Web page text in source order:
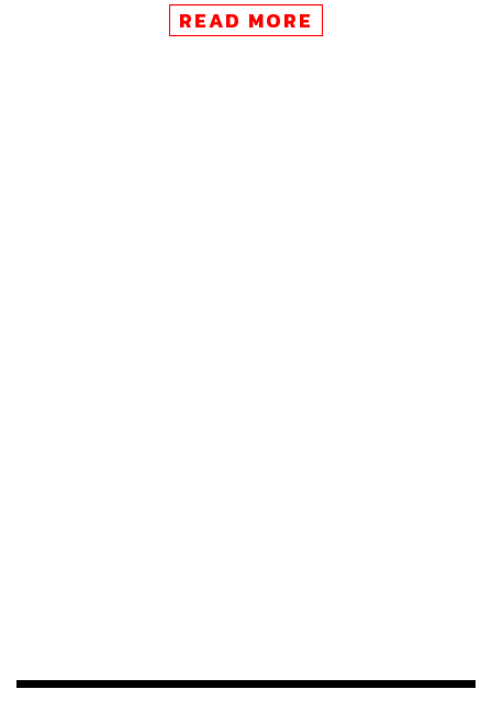
RTFKT พัฒนาร่วมกับ FEWOCiOUS สามารถทำยอดขายได้
มากถึง 3.1 ล้านดอลลาร์สหรัฐ ภายในเวลา 6 นาทีหลังวาง
Official Line:https://lin.ee/xfPbXUP
READ MORE